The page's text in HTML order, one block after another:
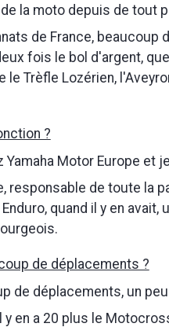
la moto depuis de tout
de France, beaucoup
fois le bol d'argent,
Trèfle Lozérien,
?
Motor Europe et
responsable de toute la
quand il y en
de déplacements ?
de déplacements, un
y en a 20 plus le